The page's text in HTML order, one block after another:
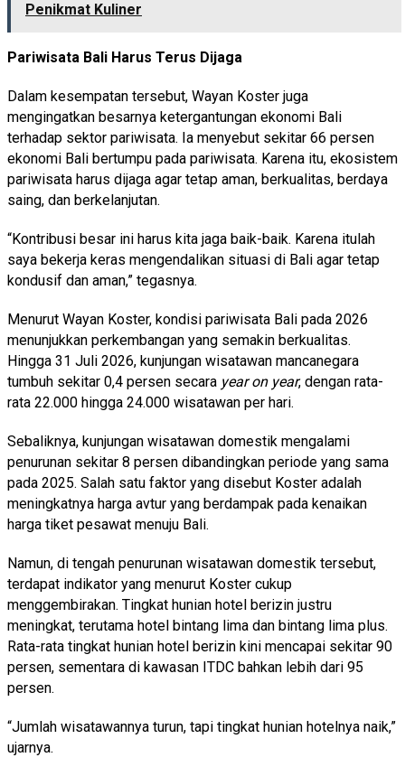
Penikmat Kuliner
Pariwisata Bali Harus Terus Dijaga
Dalam kesempatan tersebut, Wayan Koster juga
mengingatkan besarnya ketergantungan ekonomi Bali
terhadap sektor pariwisata. Ia menyebut sekitar 66 persen
ekonomi Bali bertumpu pada pariwisata. Karena itu, ekosistem
pariwisata harus dijaga agar tetap aman, berkualitas, berdaya
saing, dan berkelanjutan.
“Kontribusi besar ini harus kita jaga baik-baik. Karena itulah
saya bekerja keras mengendalikan situasi di Bali agar tetap
kondusif dan aman,” tegasnya.
Menurut Wayan Koster, kondisi pariwisata Bali pada 2026
menunjukkan perkembangan yang semakin berkualitas.
Hingga 31 Juli 2026, kunjungan wisatawan mancanegara
tumbuh sekitar 0,4 persen secara year on year, dengan rata-
rata 22.000 hingga 24.000 wisatawan per hari.
Sebaliknya, kunjungan wisatawan domestik mengalami
penurunan sekitar 8 persen dibandingkan periode yang sama
pada 2025. Salah satu faktor yang disebut Koster adalah
meningkatnya harga avtur yang berdampak pada kenaikan
harga tiket pesawat menuju Bali.
Namun, di tengah penurunan wisatawan domestik tersebut,
terdapat indikator yang menurut Koster cukup
menggembirakan. Tingkat hunian hotel berizin justru
meningkat, terutama hotel bintang lima dan bintang lima plus.
Rata-rata tingkat hunian hotel berizin kini mencapai sekitar 90
persen, sementara di kawasan ITDC bahkan lebih dari 95
persen.
“Jumlah wisatawannya turun, tapi tingkat hunian hotelnya naik,”
ujarnya.